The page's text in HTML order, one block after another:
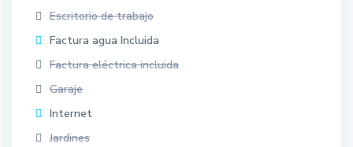
Escritorio de trabajo
Factura agua Incluida
Factura eléctrica incluida
Garaje
Internet
Jardines